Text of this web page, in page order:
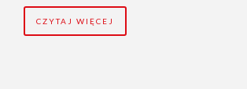
CZYTAJ WIĘCEJ